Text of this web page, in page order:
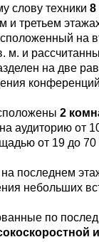
слову техники 8
и третьем
на
м. и
на две
2
аудиторию от
от 19 до 70
последнем
небольших
по